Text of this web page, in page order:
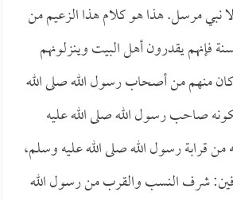
نبي مرسل. هذا هو كلام هذا الزعيم من
فإنهم يقدرون أهل البيت وينزلونهم
منهم من أصحاب رسول الله صلى الله
صاحب رسول الله صلى الله عليه
قرابة رسول الله صلى الله عليه وسلم،
شرف النسب والقرب من رسول الله